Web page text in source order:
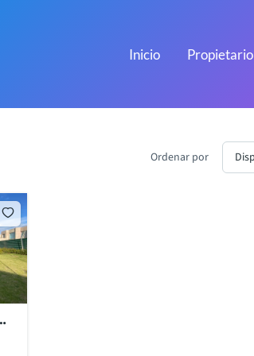
Inicio Propietario
Ordenar por